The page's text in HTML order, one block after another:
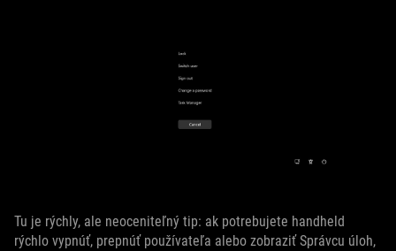
Tu je rýchly, ale neoceniteľný tip: ak potrebujete handheld
rýchlo vypnúť, prepnúť používateľa alebo zobraziť Správcu úloh,